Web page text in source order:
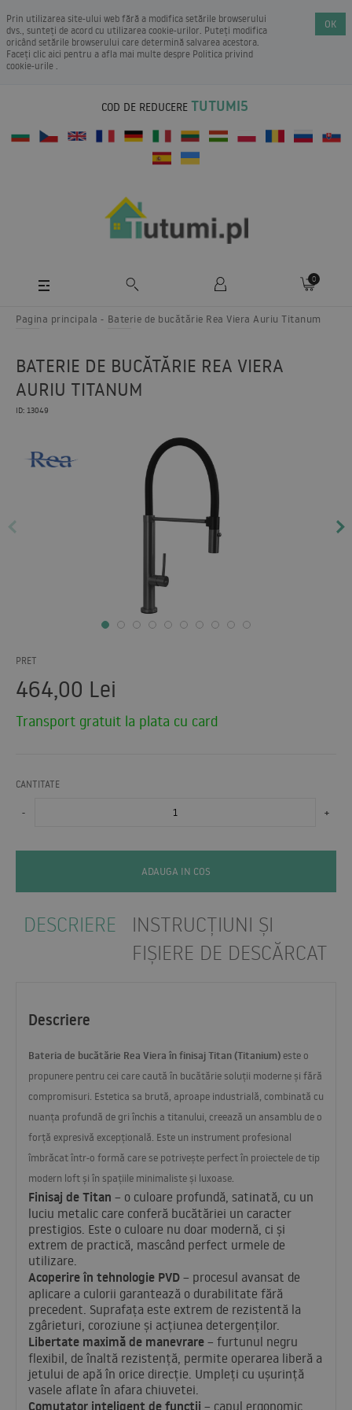
Prin utilizarea site-ului web fără a modifica setările browserului
dvs., sunteți de acord cu utilizarea cookie-urilor. Puteți modifica
oricând setările browserului care determină salvarea acestora.
Faceți clic aici pentru a afla mai multe despre Politica privind
cookie-urile .
OK
COD DE REDUCERE TUTUMI5
0
Pagina principala Baterie de bucătărie Rea Viera Auriu Titanum
BATERIE DE BUCĂTĂRIE REA VIERA
AURIU TITANUM
ID: 13049
PRET
464,00 Lei
Transport gratuit la plata cu card
CANTITATE
- +
ADAUGA IN COS
DESCRIERE
INSTRUCȚIUNI ȘI
FIȘIERE DE DESCĂRCAT
Descriere
Bateria de bucătărie Rea Viera în finisaj Titan (Titanium) este o
propunere pentru cei care caută în bucătărie soluții moderne și fără
compromisuri. Estetica sa brută, aproape industrială, combinată cu
nuanța profundă de gri închis a titanului, creează un ansamblu de o
forță expresivă excepțională. Este un instrument profesional
îmbrăcat într-o formă care se potrivește perfect în proiectele de tip
modern loft și în spațiile minimaliste și luxoase.
Finisaj de Titan – o culoare profundă, satinată, cu un
luciu metalic care conferă bucătăriei un caracter
prestigios. Este o culoare nu doar modernă, ci și
extrem de practică, mascând perfect urmele de
utilizare.
Acoperire în tehnologie PVD – procesul avansat de
aplicare a culorii garantează o durabilitate fără
precedent. Suprafața este extrem de rezistentă la
zgârieturi, coroziune și acțiunea detergenților.
Libertate maximă de manevrare – furtunul negru
flexibil, de înaltă rezistență, permite operarea liberă a
jetului de apă în orice direcție. Umpleți cu ușurință
vasele aflate în afara chiuvetei.
Comutator inteligent de funcții – capul ergonomic